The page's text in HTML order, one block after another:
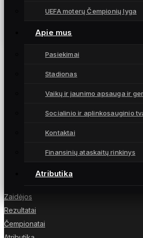
UEFA moterų Čempionių lyga
Apie mus
Pasiekimai
Stadionas
Vaikų ir jaunimo apsauga ir
Socialinio ir aplinkosauginio
Kontaktai
Finansinių ataskaitų rinkinys
Atributika
A lygos sezonas atidarytas
16 kovo, 2024
Moterų futbolo klubas „Gintra“ –
Lietuvai UEFA moterų Čempionių lygoje.
Žaidėjos
Rezultatai
Čempionatai